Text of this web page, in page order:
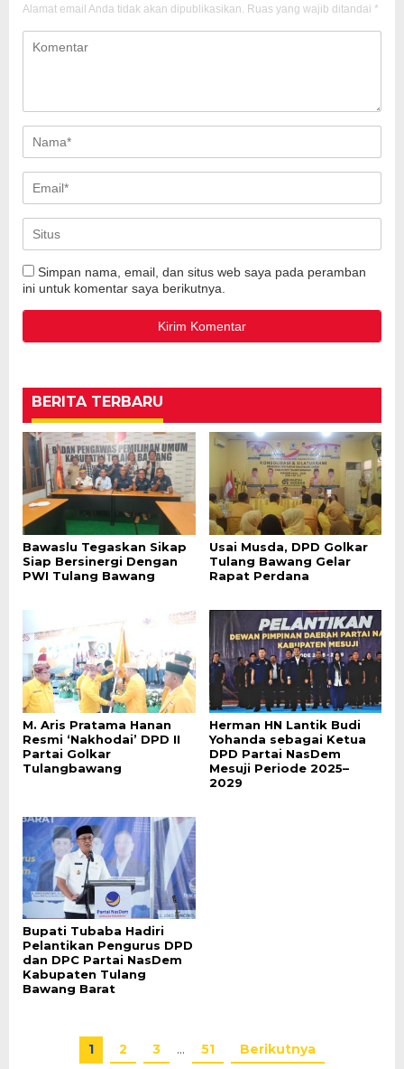
Alamat email Anda tidak akan dipublikasikan. Ruas yang wajib ditandai *
Simpan nama, email, dan situs web saya pada peramban
ini untuk komentar saya berikutnya.
BERITA TERBARU
Bawaslu Tegaskan Sikap
Siap Bersinergi Dengan
PWI Tulang Bawang
Usai Musda, DPD Golkar
Tulang Bawang Gelar
Rapat Perdana
M. Aris Pratama Hanan
Resmi ‘Nakhodai’ DPD II
Partai Golkar
Tulangbawang
Herman HN Lantik Budi
Yohanda sebagai Ketua
DPD Partai NasDem
Mesuji Periode 2025–
2029
Bupati Tubaba Hadiri
Pelantikan Pengurus DPD
dan DPC Partai NasDem
Kabupaten Tulang
Bawang Barat
1 2 3 … 51 Berikutnya